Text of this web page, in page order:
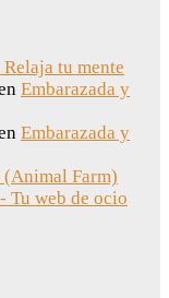
tu mente
Embarazada y
Embarazada y
Farm)
Tu web de ocio